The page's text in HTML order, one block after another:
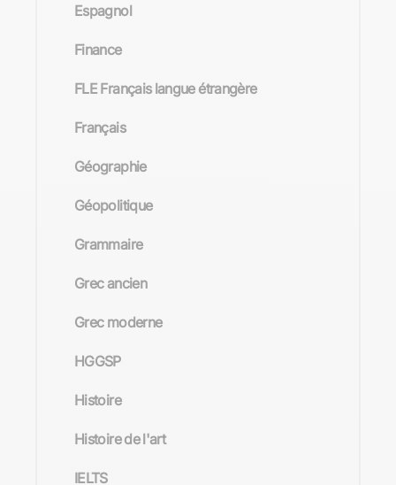
Espagnol
Finance
FLE Français langue étrangère
Français
Géographie
Géopolitique
Grammaire
Grec ancien
Grec moderne
HGGSP
Histoire
Histoire de l'art
IELTS